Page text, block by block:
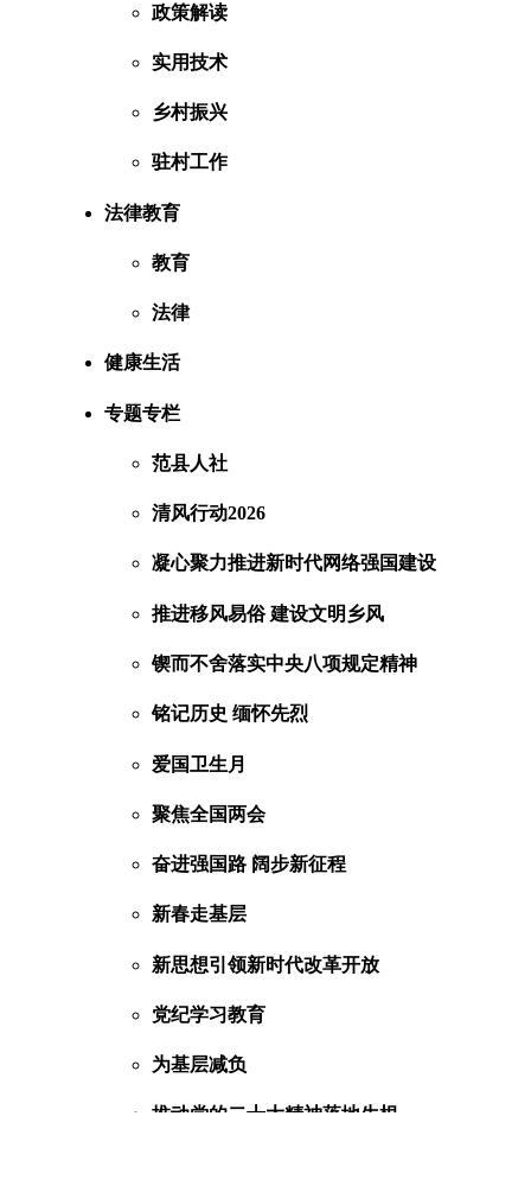
政策解读
实用技术
乡村振兴
驻村工作
法律教育
教育
法律
健康生活
专题专栏
范县人社
清风行动2026
凝心聚力推进新时代网络强国建设
推进移风易俗 建设文明乡风
锲而不舍落实中央八项规定精神
铭记历史 缅怀先烈
爱国卫生月
聚焦全国两会
奋进强国路 阔步新征程
新春走基层
新思想引领新时代改革开放
党纪学习教育
为基层减负
推动党的二十大精神落地生根